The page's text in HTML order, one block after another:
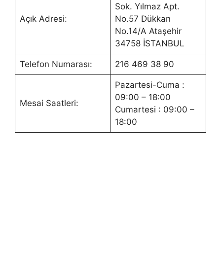
Açık Adresi:
Sok. Yılmaz Apt.
No.57 Dükkan
No.14/A Ataşehir
34758 İSTANBUL
Telefon Numarası: 216 469 38 90
Mesai Saatleri:
Pazartesi-Cuma :
09:00 – 18:00
Cumartesi : 09:00 –
18:00